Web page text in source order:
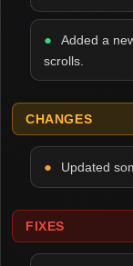
Added a
scrolls.
CHANGES
Updated
FIXES